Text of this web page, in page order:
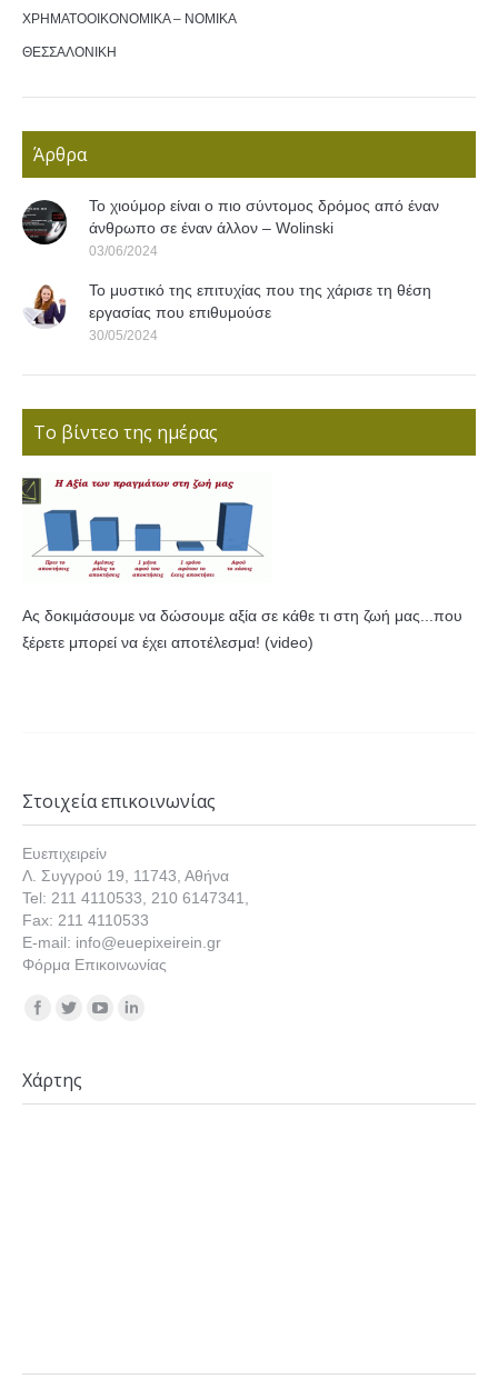
ΧΡΗΜΑΤΟΟΙΚΟΝΟΜΙΚΑ – ΝΟΜΙΚΑ
ΘΕΣΣΑΛΟΝΙΚΗ
Άρθρα
Το χιούμορ είναι ο πιο σύντομος δρόμος από έναν
άνθρωπο σε έναν άλλον – Wolinski
03/06/2024
Το μυστικό της επιτυχίας που της χάρισε τη θέση
εργασίας που επιθυμούσε
30/05/2024
Το βίντεο της ημέρας
Ας δοκιμάσουμε να δώσουμε αξία σε κάθε τι στη ζωή μας...που
ξέρετε μπορεί να έχει αποτέλεσμα! (video)
Στοιχεία επικοινωνίας
Ευεπιχειρείν
Λ. Συγγρού 19, 11743, Αθήνα
Tel: 211 4110533, 210 6147341,
Fax: 211 4110533
E-mail: info@euepixeirein.gr
Φόρμα Επικοινωνίας
Find us on:
Χάρτης